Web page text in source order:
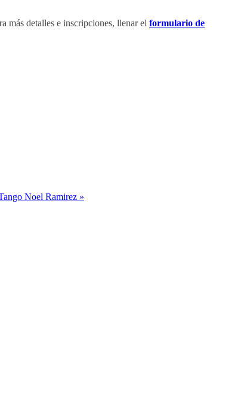
más detalles e inscripciones, llenar el formulario de
Noel Ramirez »